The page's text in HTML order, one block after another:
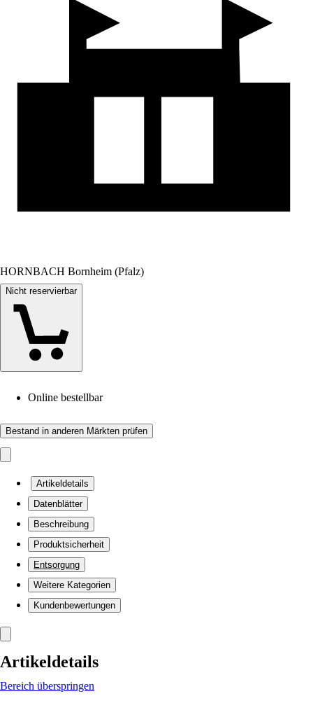
HORNBACH Bornheim (Pfalz)
Nicht reservierbar
Online bestellbar
Bestand in anderen Märkten prüfen
Artikeldetails
Datenblätter
Beschreibung
Produktsicherheit
Entsorgung
Weitere Kategorien
Kundenbewertungen
Artikeldetails
Bereich überspringen